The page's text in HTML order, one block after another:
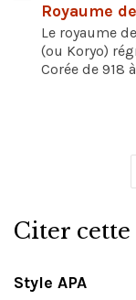
Royaume
Le royaume
(ou Koryo)
Corée de 918
Citer
Style APA